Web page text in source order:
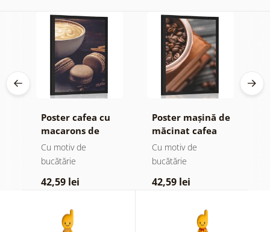
Poster cafea cu
macarons de
ciocolată
Cu motiv de
bucătărie
42,59 lei
Poster mașină de
măcinat cafea
vintage
Cu motiv de
bucătărie
42,59 lei